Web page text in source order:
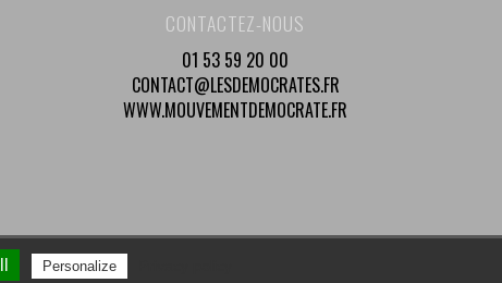
CONTACTEZ-NOUS
01 53 59 20 00
CONTACT@LESDEMOCRATES.FR
WWW.MOUVEMENTDEMOCRATE.FR
Personalize